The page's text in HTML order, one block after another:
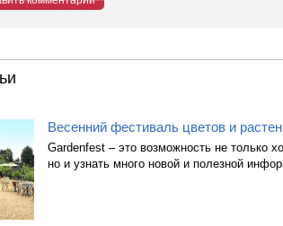
Весенний фестиваль цветов и
Gardenfest – это возможность не только
но и узнать много новой и полезной